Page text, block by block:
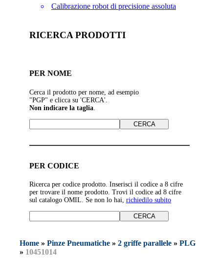
Calibrazione robot di precisione assoluta
RICERCA PRODOTTI
PER NOME
Cerca il prodotto per nome, ad esempio
"PGP" e clicca su 'CERCA'.
Non indicare la taglia
PER CODICE
Ricerca per codice prodotto. Inserisci il codice a 8 cifre
per trovare il nome prodotto. Trovi il codice ad 8 cifre
sul catalogo OMIL. Se non lo hai, richiedilo subito
Home » Pinze Pneumatiche » 2 griffe parallele » PLG
» 10451014